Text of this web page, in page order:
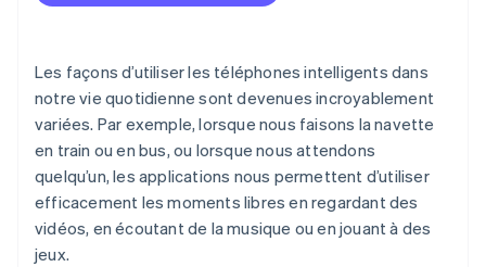
Les façons d’utiliser les téléphones intelligents dans
notre vie quotidienne sont devenues incroyablement
variées. Par exemple, lorsque nous faisons la navette
en train ou en bus, ou lorsque nous attendons
quelqu’un, les applications nous permettent d’utiliser
efficacement les moments libres en regardant des
vidéos, en écoutant de la musique ou en jouant à des
jeux.